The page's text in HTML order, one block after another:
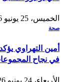
الخميس، 25 يونيو 2026
صحة
أمين التهراوي
في نجاح
الأربعاء، 24 يونيو 2026